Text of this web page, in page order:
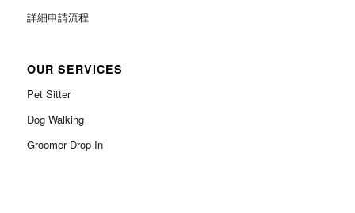
詳細申請流程
OUR SERVICES
Pet Sitter
Dog Walking
Groomer Drop-In